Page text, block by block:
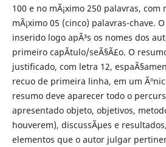
100 e no mÃ¡ximo 250 palavras, com
mÃ¡ximo 05 (cinco) palavras-chave.
inserido logo apÃ³s os nomes dos
primeiro capÃ­tulo/seÃ§Ã£o. O
justificado, com letra 12,
recuo de primeira linha, em um
resumo deve aparecer todo o
apresentado objeto, objetivos,
houverem), discussÃµes e
elementos que o autor julgar